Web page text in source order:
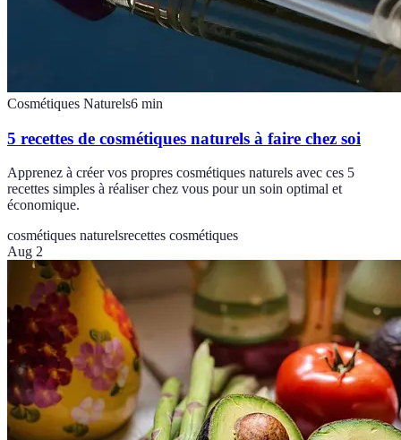
Cosmétiques Naturels6 min
5 recettes de cosmétiques naturels à faire chez soi
Apprenez à créer vos propres cosmétiques naturels avec ces 5
recettes simples à réaliser chez vous pour un soin optimal et
économique.
cosmétiques naturelsrecettes cosmétiques
Aug 2